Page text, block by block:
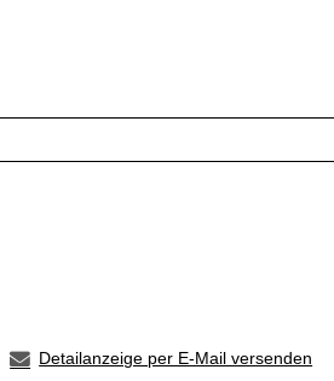
Detailanzeige per E-Mail versenden